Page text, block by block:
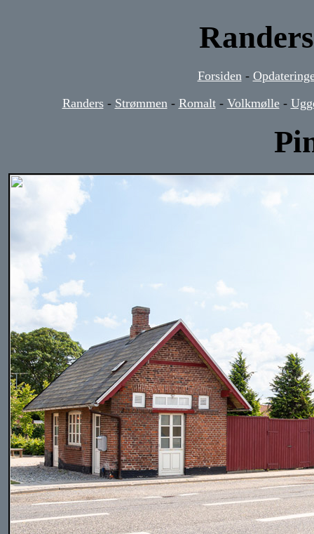
Forsiden -
Randers- Strømmen - Romalt- Volkmølle-